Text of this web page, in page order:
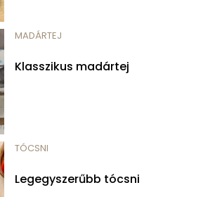
MADÁRTEJ
Klasszikus madártej
TÓCSNI
Legegyszerűbb tócsni